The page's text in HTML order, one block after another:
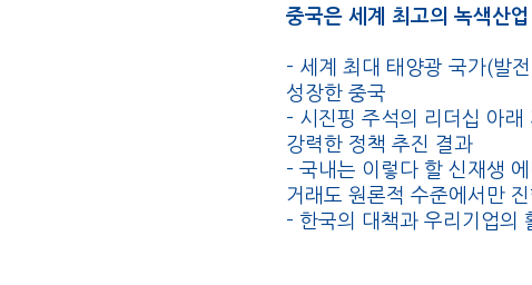
중국은 세계 최고의 녹색산
- 세계 최대 태양광 국가(발
성장한 중국
- 시진핑 주석의 리더십 아
강력한 정책 추진 결과
- 국내는 이렇다 할 신재생
거래도 원론적 수준에서만
- 한국의 대책과 우리기업의